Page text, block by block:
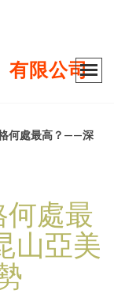
有限公司
何處最高？——深
處最
山亞美